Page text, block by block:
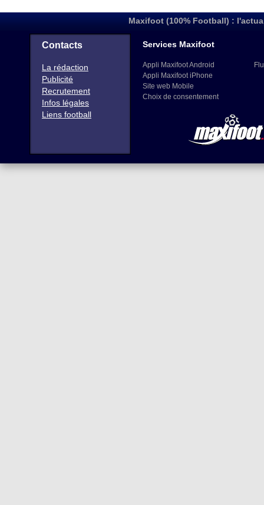
Maxifoot (100% Football) :
Contacts
La rédaction
Publicité
Recrutement
Infos légales
Liens football
Services Maxifoot
Appli Maxifoot Android
Appli Maxifoot iPhone
Site web Mobile
Choix de consentement